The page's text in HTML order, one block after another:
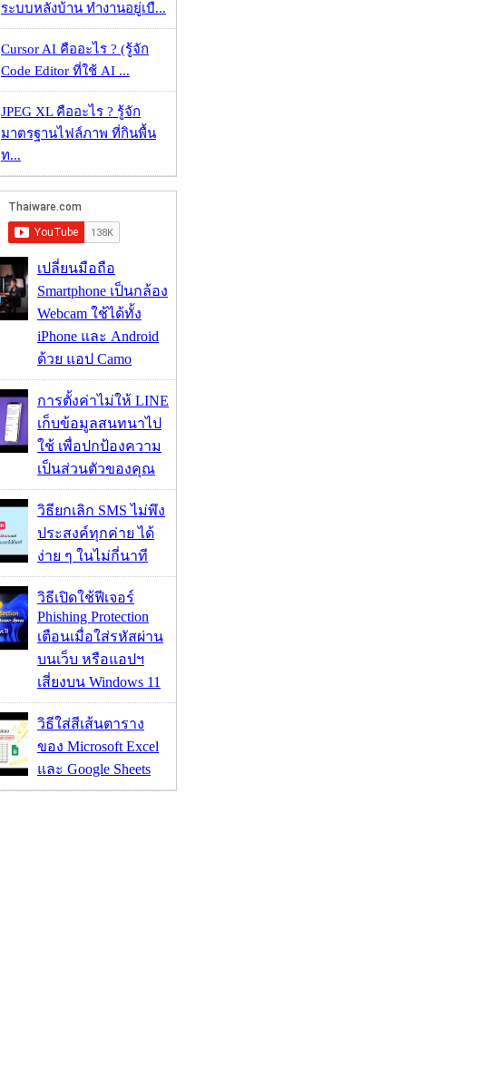
ระบบหลังบ้าน ทำงานอยู่เบื...
Cursor AI คืออะไร ? (รู้จัก
Code Editor ที่ใช้ AI ...
JPEG XL คืออะไร ? รู้จัก
มาตรฐานไฟล์ภาพ ที่กินพื้น
ท...
เปลี่ยนมือถือ
Smartphone เป็นกล้อง
Webcam ใช้ได้ทั้ง
iPhone และ Android
ด้วย แอป Camo
การตั้งค่าไม่ให้ LINE
เก็บข้อมูลสนทนาไป
ใช้ เพื่อปกป้องความ
เป็นส่วนตัวของคุณ
วิธียกเลิก SMS ไม่พึง
ประสงค์ทุกค่าย ได้
ง่าย ๆ ในไม่กี่นาที
วิธีเปิดใช้ฟีเจอร์
Phishing Protection
เตือนเมื่อใส่รหัสผ่าน
บนเว็บ หรือแอปฯ
เสี่ยงบน Windows 11
วิธีใส่สีเส้นตาราง
ของ Microsoft Excel
และ Google Sheets